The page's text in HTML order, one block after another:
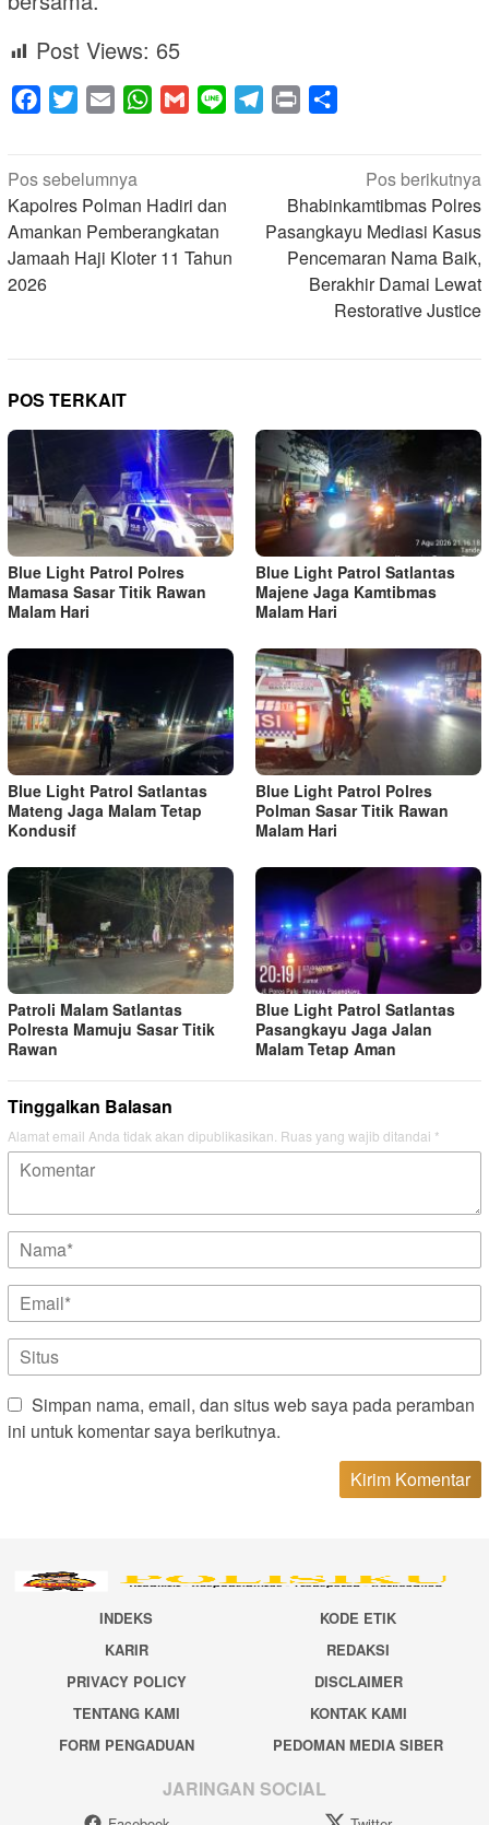
Post Views: 65
Facebook
Twitter Email WhatsApp
Gmail Line Telegram
Print
Navigasi
pos
Pos sebelumnya
Kapolres Polman Hadiri dan
Amankan Pemberangkatan
Jamaah Haji Kloter 11 Tahun
2026
Pos berikutnya
Bhabinkamtibmas Polres
Pasangkayu Mediasi Kasus
Pencemaran Nama Baik,
Berakhir Damai Lewat
Restorative Justice
POS TERKAIT
Blue Light Patrol Polres
Mamasa Sasar Titik Rawan
Malam Hari
Blue Light Patrol Satlantas
Majene Jaga Kamtibmas
Malam Hari
Blue Light Patrol Satlantas
Mateng Jaga Malam Tetap
Kondusif
Blue Light Patrol Polres
Polman Sasar Titik Rawan
Malam Hari
Patroli Malam Satlantas
Polresta Mamuju Sasar Titik
Rawan
Blue Light Patrol Satlantas
Pasangkayu Jaga Jalan
Malam Tetap Aman
Tinggalkan Balasan
Alamat email Anda tidak akan dipublikasikan. Ruas yang wajib ditandai *
Simpan nama, email, dan situs web saya pada peramban
ini untuk komentar saya berikutnya.
INDEKS
KODE ETIK
KARIR
REDAKSI
PRIVACY POLICY
DISCLAIMER
TENTANG KAMI
KONTAK KAMI
FORM PENGADUAN
PEDOMAN MEDIA SIBER
JARINGAN SOCIAL